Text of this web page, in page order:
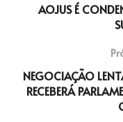
AOJUS É
NEGOCIAÇÃO
RECEBERÁ